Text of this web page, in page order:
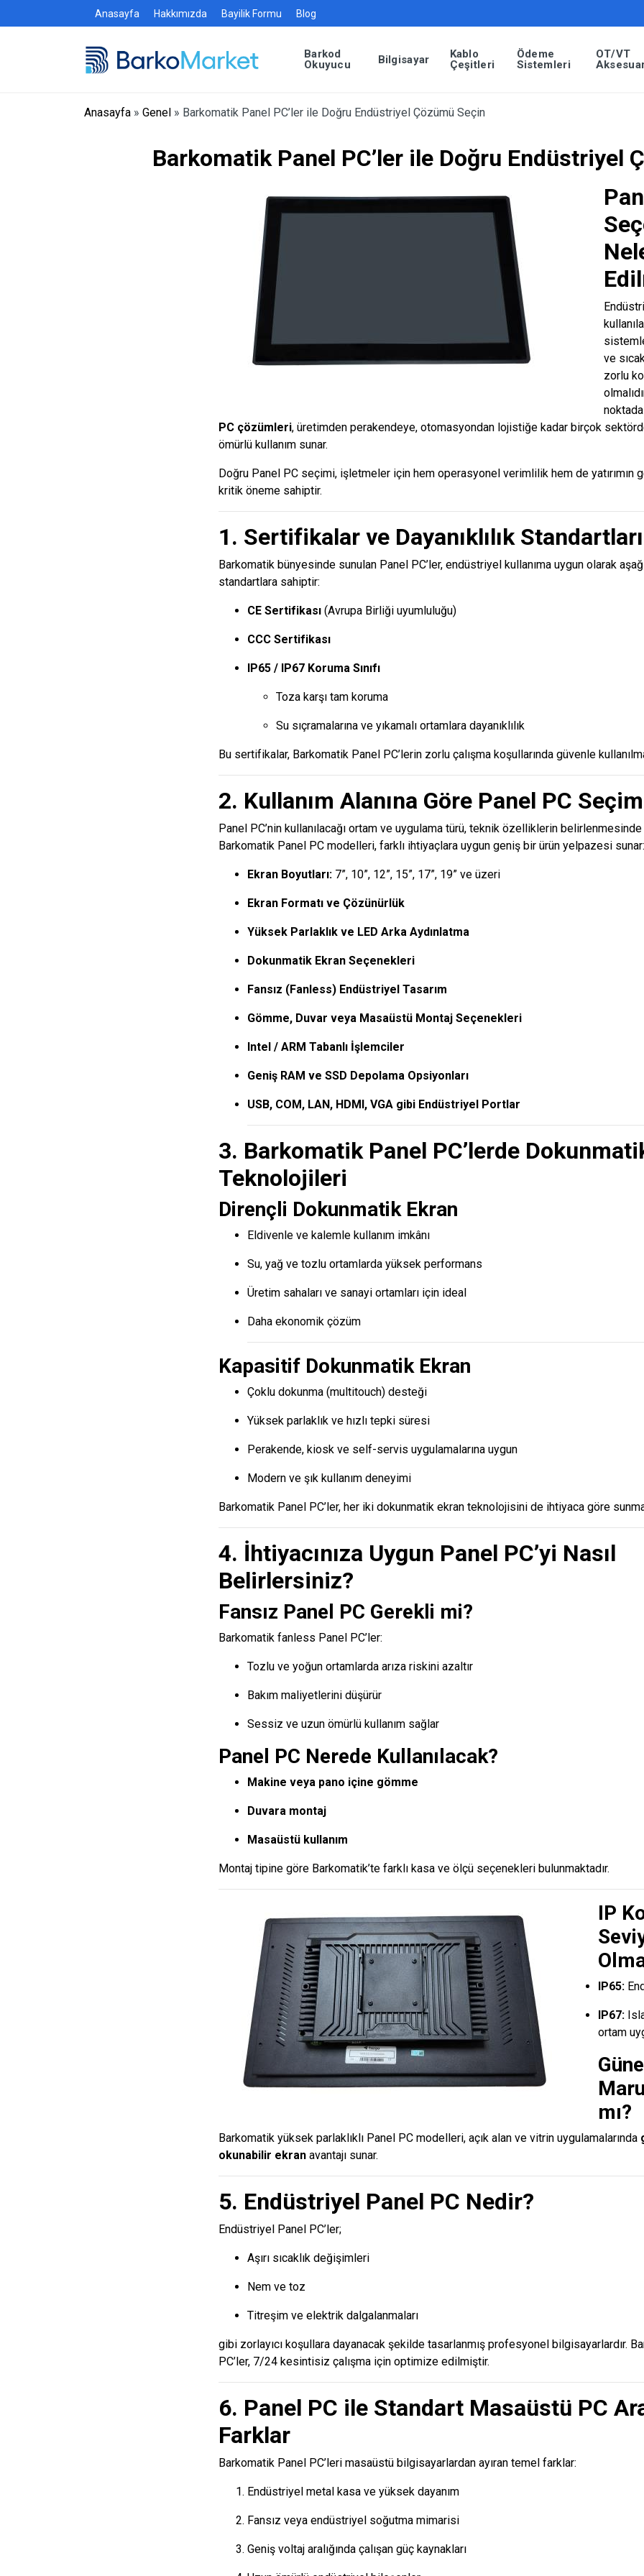
Anasayfa Hakkımızda Bayilik Formu Blog
Barkod
Okuyucu
Bilgisayar
Kablo
Çeşitleri
Ödeme
Sistemleri
OT/VT
Anasayfa » Genel » Barkomatik Panel PC’ler ile Doğru Endüstriyel Çözümü Seçin
Barkomatik Panel PC’ler ile Doğru Endüstriyel
ve
zorlu
noktada
PC çözümleri, üretimden perakendeye, otomasyondan lojistiğe kadar birçok
ömürlü kullanım sunar.
Doğru Panel PC seçimi, işletmeler için hem operasyonel verimlilik hem de yatırımın
kritik öneme sahiptir.
1. Sertifikalar ve Dayanıklılık Standartları
Barkomatik bünyesinde sunulan Panel PC’ler, endüstriyel kullanıma uygun olarak
standartlara sahiptir:
CE Sertifikası(Avrupa Birliği uyumluluğu)
CCC Sertifikası
IP65 / IP67 Koruma Sınıfı
Toza karşı tam koruma
Su sıçramalarına ve yıkamalı ortamlara dayanıklılık
Bu sertifikalar, Barkomatik Panel PC’lerin zorlu çalışma koşullarında güvenle
2. Kullanım Alanına Göre Panel PC
Panel PC’nin kullanılacağı ortam ve uygulama türü, teknik özelliklerin
Barkomatik Panel PC modelleri, farklı ihtiyaçlara uygun geniş bir ürün yelpazesi sunar:
Ekran Boyutları:7”, 10”, 12”, 15”, 17”, 19” ve üzeri
Ekran Formatı ve Çözünürlük
Yüksek Parlaklık ve LED Arka Aydınlatma
Dokunmatik Ekran Seçenekleri
Fansız (Fanless) Endüstriyel Tasarım
Gömme, Duvar veya Masaüstü Montaj Seçenekleri
Intel / ARM Tabanlı İşlemciler
Geniş RAM ve SSD Depolama Opsiyonları
USB, COM, LAN, HDMI, VGA gibi Endüstriyel Portlar
3. Barkomatik Panel PC’lerde
Teknolojileri
Dirençli Dokunmatik Ekran
Eldivenle ve kalemle kullanım imkânı
Su, yağ ve tozlu ortamlarda yüksek performans
Üretim sahaları ve sanayi ortamları için ideal
Daha ekonomik çözüm
Kapasitif Dokunmatik Ekran
Çoklu dokunma (multitouch) desteği
Yüksek parlaklık ve hızlı tepki süresi
Perakende, kiosk ve self-servis uygulamalarına uygun
Modern ve şık kullanım deneyimi
Barkomatik Panel PC’ler, her iki dokunmatik ekran teknolojisini de ihtiyaca göre
4. İhtiyacınıza Uygun Panel PC’yi Nasıl
Belirlersiniz?
Fansız Panel PC Gerekli mi?
Barkomatik fanless Panel PC’ler:
Tozlu ve yoğun ortamlarda arıza riskini azaltır
Bakım maliyetlerini düşürür
Sessiz ve uzun ömürlü kullanım sağlar
Panel PC Nerede Kullanılacak?
Makine veya pano içine gömme
Duvara montaj
Masaüstü kullanım
Montaj tipine göre Barkomatik’te farklı kasa ve ölçü seçenekleri bulunmaktadır.
IP
IP65:
IP67:
ortam
mı?
Barkomatik yüksek parlaklıklı Panel PC modelleri, açık alan ve vitrin uygulamalarında
okunabilir ekranavantajı sunar.
5. Endüstriyel Panel PC Nedir?
Endüstriyel Panel PC’ler;
Aşırı sıcaklık değişimleri
Nem ve toz
Titreşim ve elektrik dalgalanmaları
gibi zorlayıcı koşullara dayanacak şekilde tasarlanmış profesyonel bilgisayarlardır.
PC’ler, 7/24 kesintisiz çalışma için optimize edilmiştir.
6. Panel PC ile Standart Masaüstü PC
Farklar
Barkomatik Panel PC’leri masaüstü bilgisayarlardan ayıran temel farklar:
Endüstriyel metal kasa ve yüksek dayanım
Fansız veya endüstriyel soğutma mimarisi
Geniş voltaj aralığında çalışan güç kaynakları